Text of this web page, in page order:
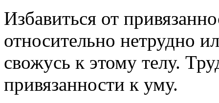
Избавиться от
относительно нетрудно
свожусь к этому телу.
привязанности к уму.